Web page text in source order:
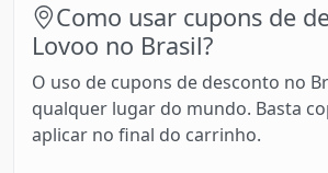
Como usar cupons de
Lovoo no Brasil?
O uso de cupons de desconto no
qualquer lugar do mundo. Basta
aplicar no final do carrinho.